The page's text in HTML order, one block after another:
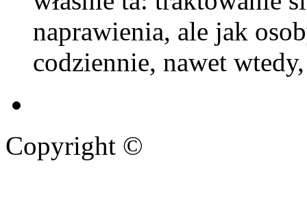
naprawienia, ale jak
codziennie, nawet
Copyright ©